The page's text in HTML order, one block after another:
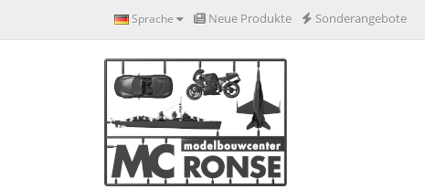
Sprache Neue Produkte Sonderangebote